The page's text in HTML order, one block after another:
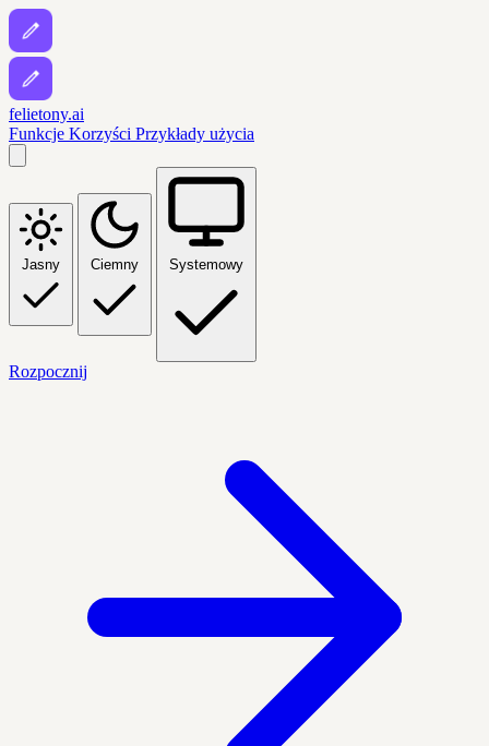
felietony.ai
Funkcje Korzyści Przykłady użycia
Jasny Ciemny Systemowy
Rozpocznij